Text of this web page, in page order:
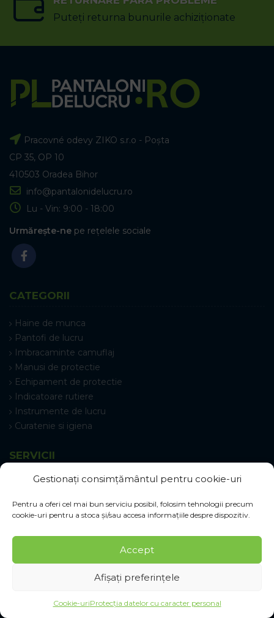
Gestionați consimțământul pentru cookie-uri
Pentru a oferi cel mai bun serviciu posibil, folosim tehnologii precum
cookie-uri pentru a stoca și/sau accesa informațiile despre dispozitiv.
Accept
Afișați preferințele
Cookie-uriProtecția datelor cu caracter personal
Puteți returna bunurile achiziționate
Pracovné odevy ZIKO s.r.o - Poșta
CP 35, OP 10
410503 Oradea Bihor
info@pantalonidelucru.ro
Lu - Vin: 9:00 - 18:00
Urmărește-ne pe rețelele sociale
CATEGORII
Haine de munca
Pantofi de lucru
Imbracaminte camuflaj
Manusi de protectie
Echipament de protectie
Indicatoare rutiere
Instrumente de lucru
Curatenie si igiena
SERVICII
Întrebări frecvente
Schimb șI reclamații
Termeni și condiții